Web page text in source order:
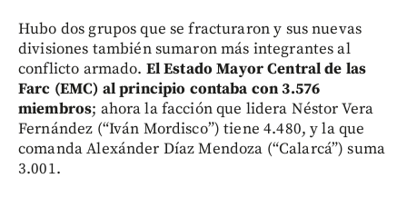
Hubo dos grupos que se fracturaron y sus nuevas
divisiones también sumaron más integrantes al
conflicto armado. El Estado Mayor Central de las
Farc (EMC) al principio contaba con 3.576
miembros; ahora la facción que lidera Néstor Vera
Fernández (“Iván Mordisco”) tiene 4.480, y la que
comanda Alexánder Díaz Mendoza (“Calarcá”) suma
3.001.